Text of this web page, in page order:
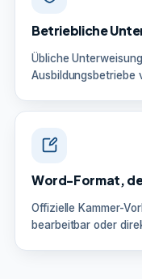
Betriebliche
Übliche
Ausbildungsbetriebe
Word-Format,
Offizielle Kammer-
bearbeitbar oder